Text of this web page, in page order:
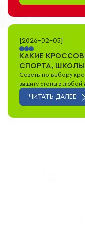
2026-02-05
КАКИЕ
СПОРТА, ШКОЛЫ
Советы по выбору
защиту стопы в любой
ЧИТАТЬ ДАЛЕЕ